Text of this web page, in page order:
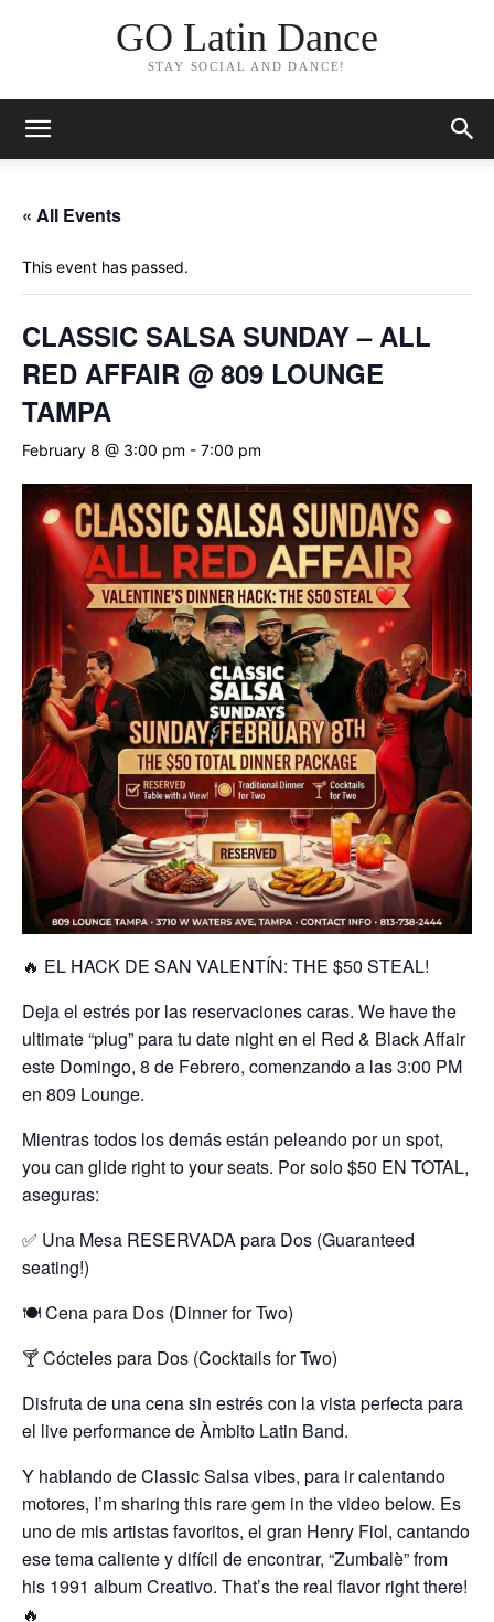
GO Latin Dance
STAY SOCIAL AND DANCE!
« All Events
This event has passed.
CLASSIC SALSA SUNDAY – ALL
RED AFFAIR @ 809 LOUNGE
TAMPA
February 8 @ 3:00 pm - 7:00 pm
🔥 EL HACK DE SAN VALENTÍN: THE $50 STEAL!
Deja el estrés por las reservaciones caras. We have the
ultimate “plug” para tu date night en el Red & Black Affair
este Domingo, 8 de Febrero, comenzando a las 3:00 PM
en 809 Lounge.
Mientras todos los demás están peleando por un spot,
you can glide right to your seats. Por solo $50 EN TOTAL,
aseguras:
✅ Una Mesa RESERVADA para Dos (Guaranteed
seating!)
🍽️ Cena para Dos (Dinner for Two)
🍸 Cócteles para Dos (Cocktails for Two)
Disfruta de una cena sin estrés con la vista perfecta para
el live performance de Àmbito Latin Band.
Y hablando de Classic Salsa vibes, para ir calentando
motores, I’m sharing this rare gem in the video below. Es
uno de mis artistas favoritos, el gran Henry Fiol, cantando
ese tema caliente y difícil de encontrar, “Zumbalè” from
his 1991 album Creativo. That’s the real flavor right there!
🔥